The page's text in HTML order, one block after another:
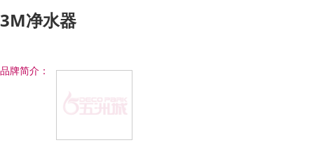
3M净水器
品牌简介：